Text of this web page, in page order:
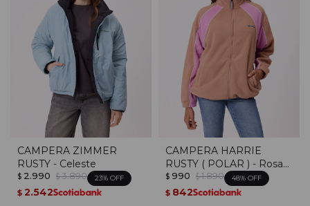
CAMPERA ZIMMER
RUSTY - Celeste
$ 2.990 $ 3.890 23
$ 2.542
CAMPERA HARRIE
RUSTY ( POLAR ) - Rosa
Viejo
$ 990 $ 1.890 48
$ 842